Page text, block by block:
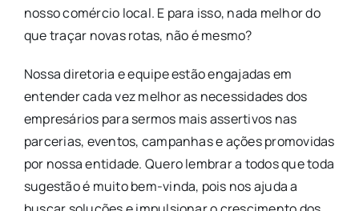
nosso comércio local. E para isso, nada melhor do
que traçar novas rotas, não é mesmo?
Nossa diretoria e equipe estão engajadas em
entender cada vez melhor as necessidades dos
empresários para sermos mais assertivos nas
parcerias, eventos, campanhas e ações promovidas
por nossa entidade. Quero lembrar a todos que toda
sugestão é muito bem-vinda, pois nos ajuda a